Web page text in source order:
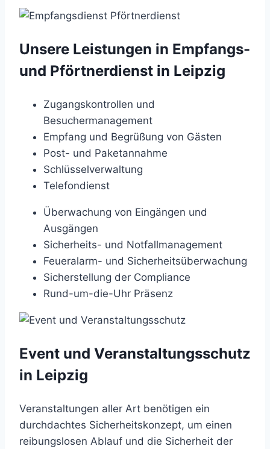
Unsere Leistungen in Empfangs-
und Pförtnerdienst in Leipzig
Zugangskontrollen und
Besuchermanagement
Empfang und Begrüßung von Gästen
Post- und Paketannahme
Schlüsselverwaltung
Telefondienst
Überwachung von Eingängen und
Ausgängen
Sicherheits- und Notfallmanagement
Feueralarm- und Sicherheitsüberwachung
Sicherstellung der Compliance
Rund-um-die-Uhr Präsenz
Event und Veranstaltungsschutz
in Leipzig
Veranstaltungen aller Art benötigen ein
durchdachtes Sicherheitskonzept, um einen
reibungslosen Ablauf und die Sicherheit der